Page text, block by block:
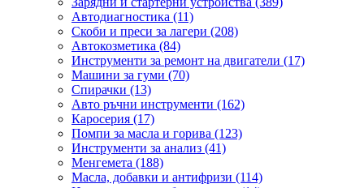
Автодиагностика (11)
Скоби и преси за лагери (208)
Автокозметика (84)
Инструменти за ремонт на двигатели (17)
Машини за гуми (70)
Спирачки (13)
Авто ръчни инструменти (162)
Каросерия (17)
Помпи за масла и горива (123)
Инструменти за анализ (41)
Менгемета (188)
Масла, добавки и антифризи (114)